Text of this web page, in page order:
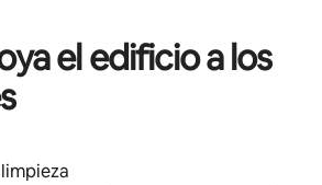
el edificio a los